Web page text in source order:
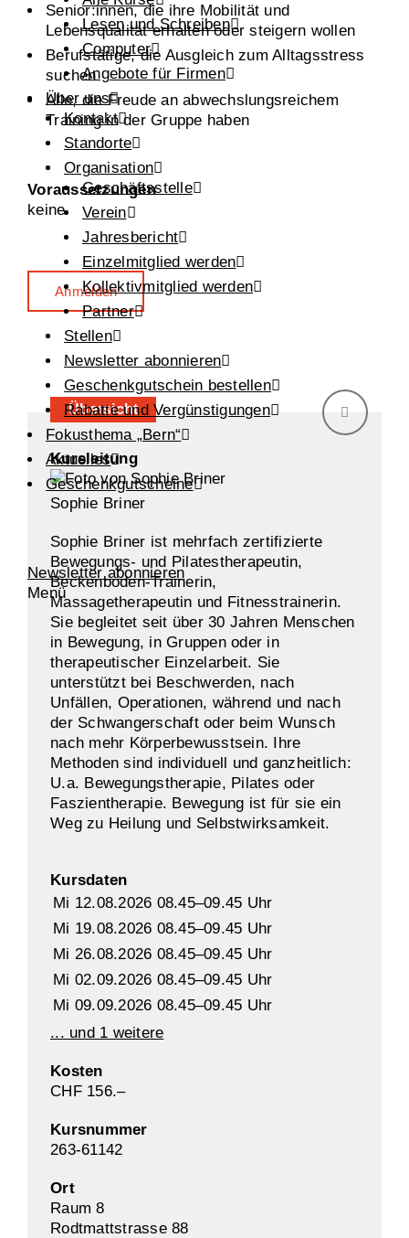
Lesen und Schreiben
Computer
Angebote für Firmen
Über uns
Kontakt
Standorte
Organisation
Geschäftsstelle
Verein
Jahresbericht
Einzelmitglied werden
Kollektivmitglied werden
Partner
Stellen
Newsletter abonnieren
Geschenkgutschein bestellen
Rabatte und Vergünstigungen
Fokusthema „Bern“
Aktuelles
Geschenkgutscheine
Newsletter abonnieren
Menü
Senior:innen, die ihre Mobilität und
Lebensqualität erhalten oder steigern wollen
Berufstätige, die Ausgleich zum Alltagsstress
suchen
Alle, die Freude an abwechslungsreichem
Training in der Gruppe haben
Voraussetzungen
keine
Anmelden
Übersicht
Kursleitung
Sophie Briner
Sophie Briner ist mehrfach zertifizierte
Bewegungs- und Pilatestherapeutin,
Beckenboden-Trainerin,
Massagetherapeutin und Fitnesstrainerin.
Sie begleitet seit über 30 Jahren Menschen
in Bewegung, in Gruppen oder in
therapeutischer Einzelarbeit. Sie
unterstützt bei Beschwerden, nach
Unfällen, Operationen, während und nach
der Schwangerschaft oder beim Wunsch
nach mehr Körperbewusstsein. Ihre
Methoden sind individuell und ganzheitlich:
U.a. Bewegungstherapie, Pilates oder
Faszientherapie. Bewegung ist für sie ein
Weg zu Heilung und Selbstwirksamkeit.
Kursdaten
Mi 12.08.2026 08.45–09.45 Uhr
Mi 19.08.2026 08.45–09.45 Uhr
Mi 26.08.2026 08.45–09.45 Uhr
Mi 02.09.2026 08.45–09.45 Uhr
Mi 09.09.2026 08.45–09.45 Uhr
... und 1 weitere
Kosten
CHF 156.–
Kursnummer
263-61142
Ort
Raum 8
Rodtmattstrasse 88